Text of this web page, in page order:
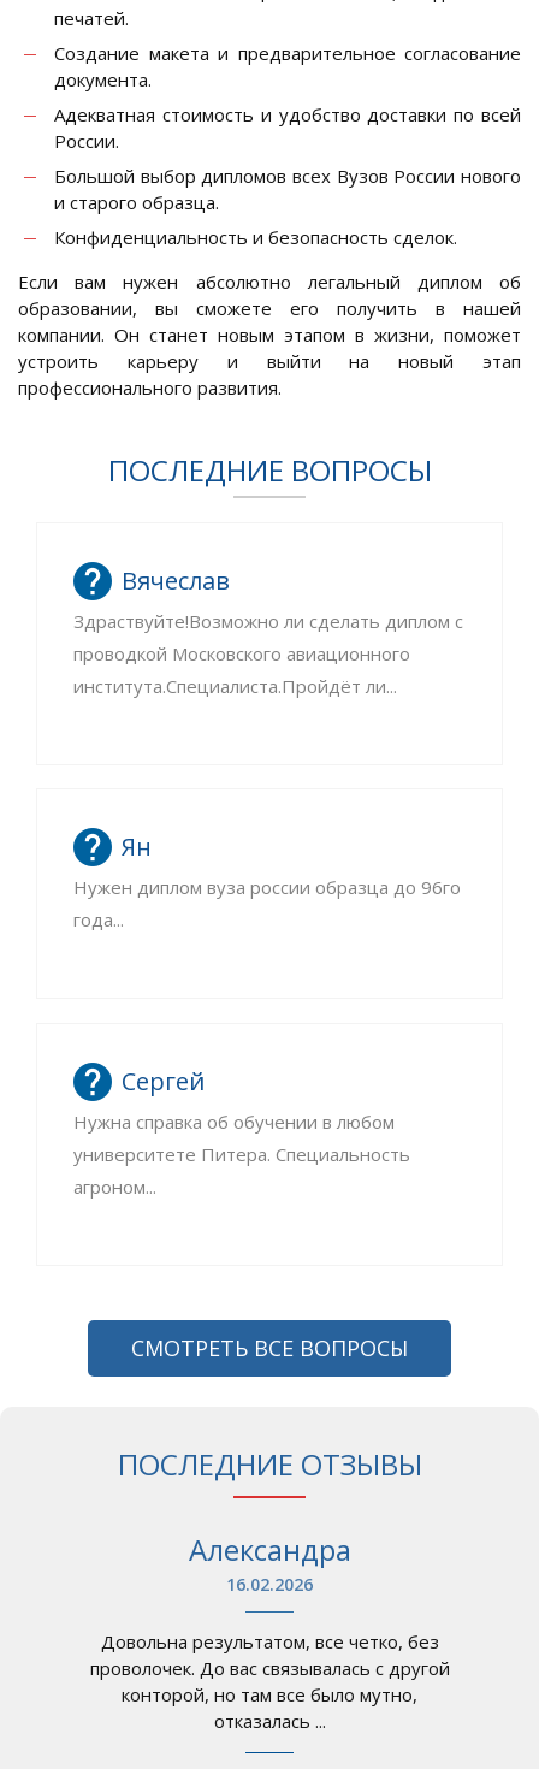
печатей.
Создание макета и предварительное согласование
документа.
Адекватная стоимость и удобство доставки по всей
России.
Большой выбор дипломов всех Вузов России нового
и старого образца.
Конфиденциальность и безопасность сделок.
Если вам нужен абсолютно легальный диплом об
образовании, вы сможете его получить в нашей
компании. Он станет новым этапом в жизни, поможет
устроить карьеру и выйти на новый этап
профессионального развития.
ПОСЛЕДНИЕ ВОПРОСЫ
Вячеслав
Здраствуйте!Возможно ли сделать диплом с
проводкой Московского авиационного
института.Специалиста.Пройдёт ли...
Ян
Нужен диплом вуза россии образца до 96го
года...
Сергей
Нужна справка об обучении в любом
университете Питера. Специальность
агроном...
СМОТРЕТЬ ВСЕ ВОПРОСЫ
ПОСЛЕДНИЕ ОТЗЫВЫ
Александра
16.02.2026
Довольна результатом, все четко, без
проволочек. До вас связывалась с другой
конторой, но там все было мутно,
отказалась ...